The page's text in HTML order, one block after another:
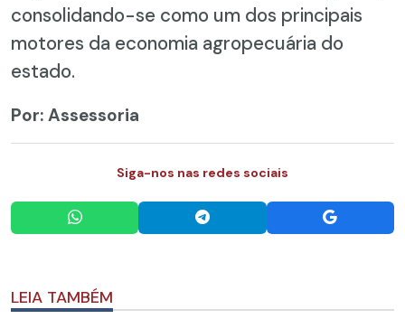
consolidando-se como um dos principais
motores da economia agropecuária do
estado.
Por: Assessoria
Siga-nos nas redes sociais
LEIA TAMBÉM